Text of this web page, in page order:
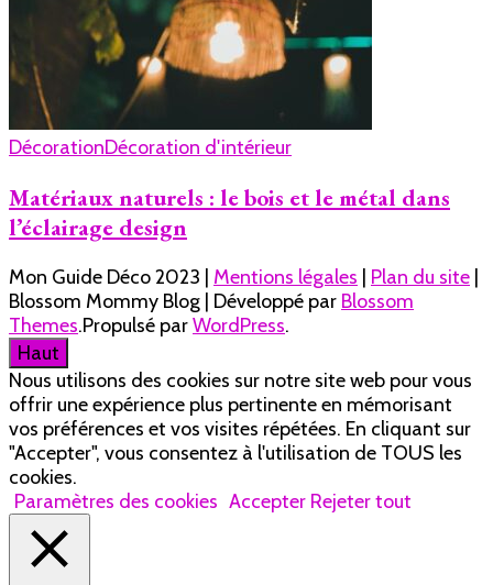
DécorationDécoration d'intérieur
Matériaux naturels : le bois et le métal dans
l’éclairage design
Mon Guide Déco 2023 | Mentions légales Plan du site
Blossom Mommy Blog | Développé par Blossom
Themes.Propulsé parWordPress.
Haut
Nous utilisons des cookies sur notre site web pour vous
offrir une expérience plus pertinente en mémorisant
vos préférences et vos visites répétées. En cliquant sur
"Accepter", vous consentez à l'utilisation de TOUS les
cookies.
Paramètres des cookies Accepter Rejeter tout